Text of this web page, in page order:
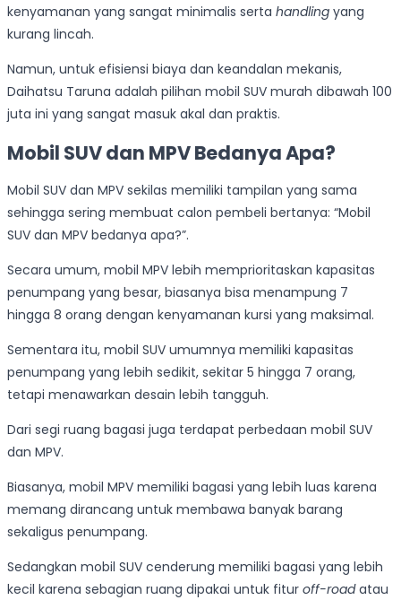
kenyamanan yang sangat minimalis serta handling yang
kurang lincah.
Namun, untuk efisiensi biaya dan keandalan mekanis,
Daihatsu Taruna adalah pilihan mobil SUV murah dibawah 100
juta ini yang sangat masuk akal dan praktis.
Mobil SUV dan MPV Bedanya Apa?
Mobil SUV dan MPV sekilas memiliki tampilan yang sama
sehingga sering membuat calon pembeli bertanya: “Mobil
SUV dan MPV bedanya apa?”.
Secara umum, mobil MPV lebih memprioritaskan kapasitas
penumpang yang besar, biasanya bisa menampung 7
hingga 8 orang dengan kenyamanan kursi yang maksimal.
Sementara itu, mobil SUV umumnya memiliki kapasitas
penumpang yang lebih sedikit, sekitar 5 hingga 7 orang,
tetapi menawarkan desain lebih tangguh.
Dari segi ruang bagasi juga terdapat perbedaan mobil SUV
dan MPV.
Biasanya, mobil MPV memiliki bagasi yang lebih luas karena
memang dirancang untuk membawa banyak barang
sekaligus penumpang.
Sedangkan mobil SUV cenderung memiliki bagasi yang lebih
kecil karena sebagian ruang dipakai untuk fitur off-roadatau